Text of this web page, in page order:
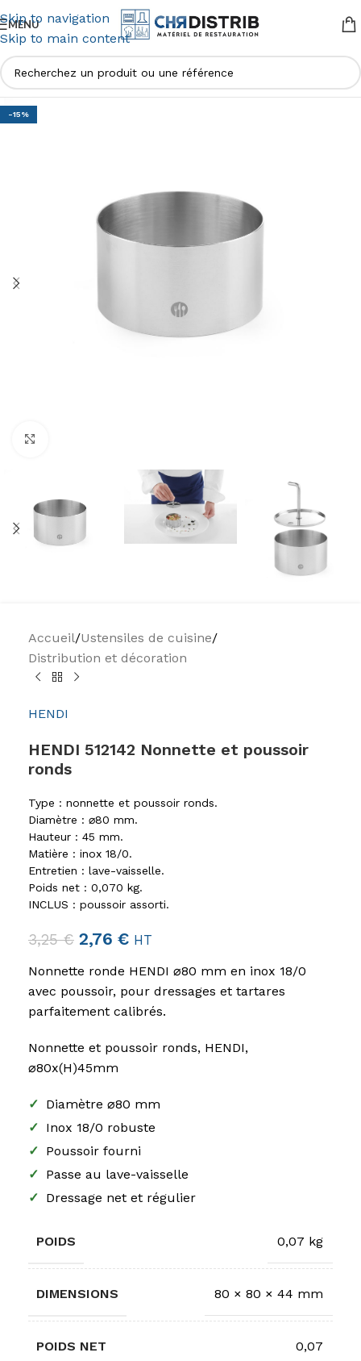
Skip to navigation
Skip to main content
MENU
-15%
Accueil/Ustensiles de cuisine/
Distribution et décoration
HENDI
HENDI 512142 Nonnette et poussoir
ronds
Type : nonnette et poussoir ronds.
Diamètre : ⌀80 mm.
Hauteur : 45 mm.
Matière : inox 18/0.
Entretien : lave-vaisselle.
Poids net : 0,070 kg.
INCLUS : poussoir assorti.
3,25€ 2,76 € HT
Nonnette ronde HENDI ⌀80 mm en inox 18/0
avec poussoir, pour dressages et tartares
parfaitement calibrés.
Nonnette et poussoir ronds, HENDI,
⌀80x(H)45mm
✓ Diamètre ⌀80 mm
✓ Inox 18/0 robuste
✓ Poussoir fourni
✓ Passe au lave-vaisselle
✓ Dressage net et régulier
POIDS 0,07 kg
DIMENSIONS 80 × 80 × 44 mm
POIDS NET 0,07